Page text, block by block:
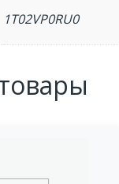
1T02VP0RU0